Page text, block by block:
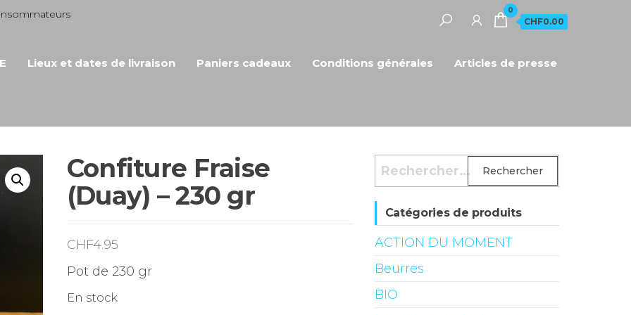
0
CHF0.00
Lieux et dates de livraison Paniers cadeaux Conditions générales Articles de presse
Confiture Fraise
(Duay) – 230 gr
CHF4.95
Pot de 230 gr
En stock
Rechercher :
Catégories de produits
ACTION DU MOMENT
Beurres
BIO